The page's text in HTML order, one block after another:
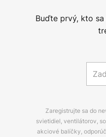
Buďte prvý, kto
Zaregistrujte sa do
svietidiel, ventilátorov,
akciové balíčky,